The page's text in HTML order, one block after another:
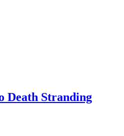
Death Stranding